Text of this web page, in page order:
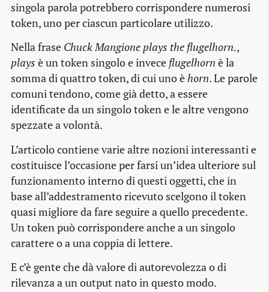
singola parola potrebbero corrispondere numerosi
token, uno per ciascun particolare utilizzo.
Nella frase Chuck Mangione plays the flugelhorn.,
plays è un token singolo e invece flugelhorn è la
somma di quattro token, di cui uno èhorn. Le parole
comuni tendono, come già detto, a essere
identificate da un singolo token e le altre vengono
spezzate a volontà.
L’articolo contiene varie altre nozioni interessanti e
costituisce l’occasione per farsi un’idea ulteriore sul
funzionamento interno di questi oggetti, che in
base all’addestramento ricevuto scelgono il token
quasi migliore da fare seguire a quello precedente.
Un token può corrispondere anche a un singolo
carattere o a una coppia di lettere.
E c’è gente che dà valore di autorevolezza o di
rilevanza a un output nato in questo modo.